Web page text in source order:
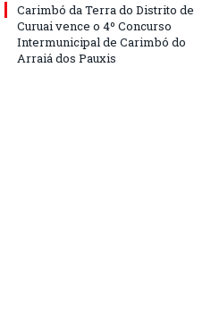
Carimbó da Terra do Distrito de
Curuai vence o 4º Concurso
Intermunicipal de Carimbó do
Arraiá dos Pauxis